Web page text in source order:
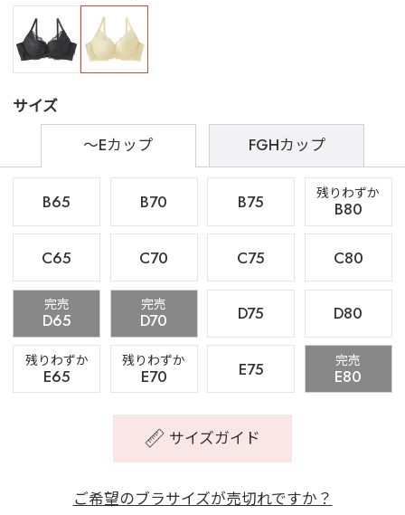
サイズ
～Eカップ
FGHカップ
B65 B70 B75 残りわずか
B80
C65 C70 C75 C80
完売
D65
完売
D70 D75 D80
残りわずか
E65
残りわずか
E70 E75 完売
E80
サイズガイド
ご希望のブラサイズが売切れですか？